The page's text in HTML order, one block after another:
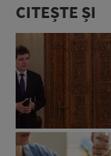
CITEȘTE ȘI